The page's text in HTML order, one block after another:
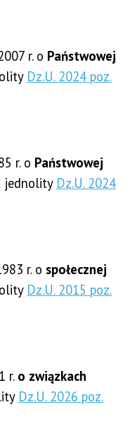
r. o Państwowej
Dz.U. 2024 poz.
r. o Państwowej
jednolity Dz.U. 2024
r. o społecznej
Dz.U. 2015 poz.
r. o związkach
Dz.U. 2026 poz.